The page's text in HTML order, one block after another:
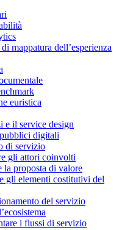
mappatura dell’esperienza
euristica
e il service design
digitali
di servizio
gli attori coinvolti
la proposta di valore
gli elementi costitutivi del
del servizio
i flussi di servizio